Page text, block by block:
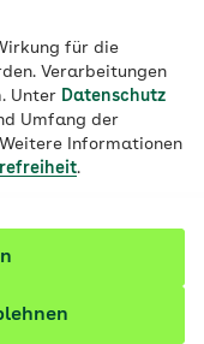
für die
Verarbeitungen
Unter Datenschutz
Umfang der
Informationen
.